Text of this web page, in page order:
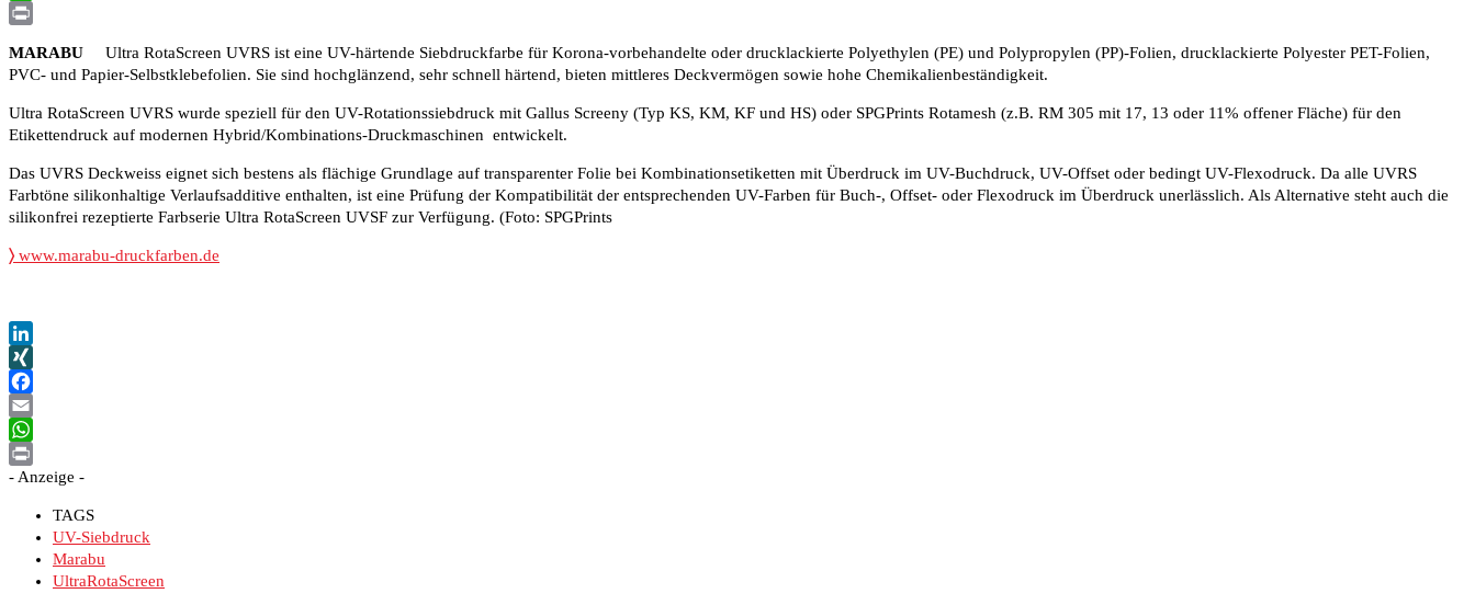
WhatsApp
MARABU Ultra RotaScreen UVRS ist eine UV-härtende Siebdruckfarbe für Korona-vorbehandelte oder drucklackierte Polyethylen (PE) und Polypropylen (PP)-Folien, drucklackierte Polyester PET-Folien,
PVC- und Papier-Selbstklebefolien. Sie sind hochglänzend, sehr schnell härtend, bieten mittleres Deckvermögen sowie hohe Chemikalienbeständigkeit.
Ultra RotaScreen UVRS wurde speziell für den UV-Rotationssiebdruck mit Gallus Screeny (Typ KS, KM, KF und HS) oder SPGPrints Rotamesh (z.B. RM 305 mit 17, 13 oder 11% offener Fläche) für den
Etikettendruck auf modernen Hybrid/Kombinations-Druckmaschinen entwickelt.
Das UVRS Deckweiss eignet sich bestens als flächige Grundlage auf transparenter Folie bei Kombinationsetiketten mit Überdruck im UV-Buchdruck, UV-Offset oder bedingt UV-Flexodruck. Da alle UVRS
Farbtöne silikonhaltige Verlaufsadditive enthalten, ist eine Prüfung der Kompatibilität der entsprechenden UV-Farben für Buch-, Offset- oder Flexodruck im Überdruck unerlässlich. Als Alternative steht auch die
silikonfrei rezeptierte Farbserie Ultra RotaScreen UVSF zur Verfügung. (Foto: SPGPrints
〉 www.marabu-druckfarben.de
LinkedIn
XING
Facebook
Email
WhatsApp
Print
- Anzeige -
TAGS
UV-Siebdruck
Marabu
UltraRotaScreen